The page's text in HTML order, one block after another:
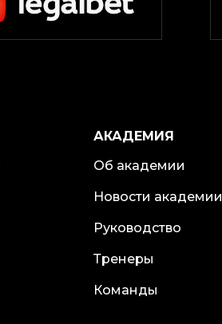
АКАДЕМИЯ
Об академии
Новости академии
Руководство
Тренеры
Команды